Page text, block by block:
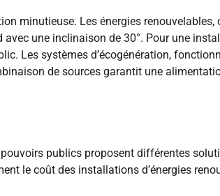
minutieuse. Les énergies renouvelables,
une inclinaison de 30°. Pour une
Les systèmes d’écogénération,
de sources garantit une
pouvoirs publics proposent différentes
le coût des installations d’énergies